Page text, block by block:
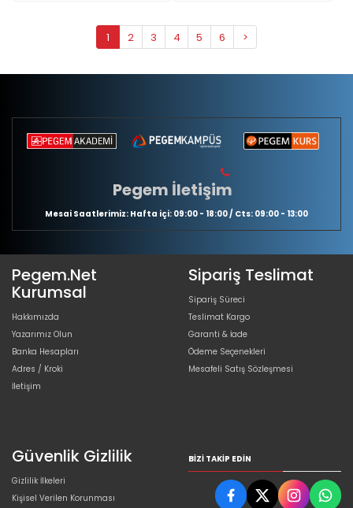
1 2 3 4 5 6 >
Pegem İletişim
Mesai Saatlerimiz: Hafta içi: 09:00 - 18:00 / Cts: 09:00 - 13:00
Pegem.Net
Kurumsal
Hakkımızda
Yazarımız Olun
Banka Hesapları
Adres / Kroki
İletişim
Sipariş Teslimat
Sipariş Süreci
Teslimat Kargo
Garanti & İade
Ödeme Seçenekleri
Mesafeli Satış Sözleşmesi
Güvenlik Gizlilik
Gizlilik İlkeleri
Kişisel Verilen Korunması
BIZI TAKIP EDIN